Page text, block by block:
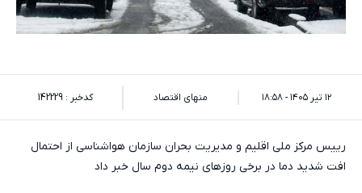
۱۲ تیر ۱۴۰۵ - ۱۸:۵۸ منهای اقتصاد کدخبر : 142229
رییس مرکز ملی اقلیم و مدیریت بحران سازمان هواشناسی از احتمال
افت شدید دما در برخی روزهای نیمه دوم سال خبر داد